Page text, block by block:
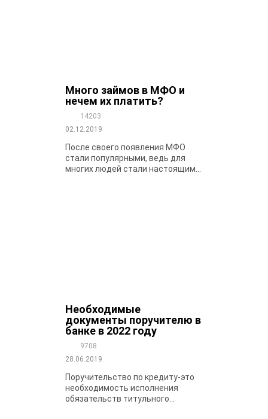
Много займов в МФО и
нечем их платить?
14203
02.12.2019
После своего появления МФО
стали популярными, ведь для
многих людей стали настоящим...
Необходимые
документы поручителю в
банке в 2022 году
9708
28.06.2019
Поручительство по кредиту-это
необходимость исполнения
обязательств титульного...